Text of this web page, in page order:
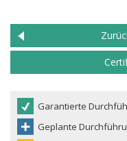
Garantierte
Geplante